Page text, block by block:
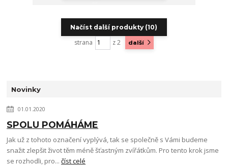
Načíst další produkty (10)
strana z 2 další
Novinky
01.01.2020
SPOLU POMÁHÁME
Jak už z tohoto označení vyplývá, tak se společně s Vámi budeme
snažit zlepšit život těm méně šťastným zvířátkům. Pro tento krok jsme
se rozhodli, pro...číst celé